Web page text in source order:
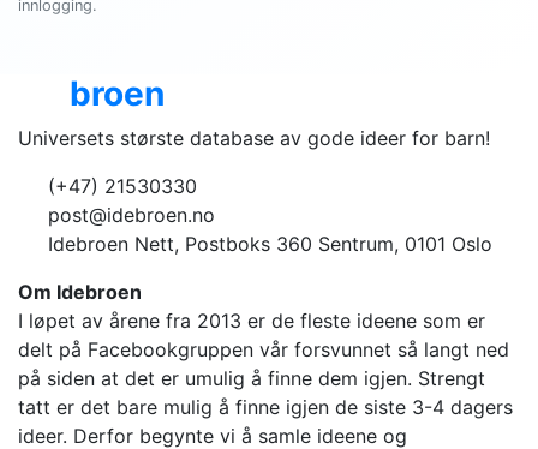
innlogging.
broen
Universets største database av gode ideer for barn!
(+47) 21530330
post@idebroen.no
Idebroen Nett, Postboks 360 Sentrum, 0101 Oslo
Om Idebroen
I løpet av årene fra 2013 er de fleste ideene som er
delt på Facebookgruppen vår forsvunnet så langt ned
på siden at det er umulig å finne dem igjen. Strengt
tatt er det bare mulig å finne igjen de siste 3-4 dagers
ideer. Derfor begynte vi å samle ideene og